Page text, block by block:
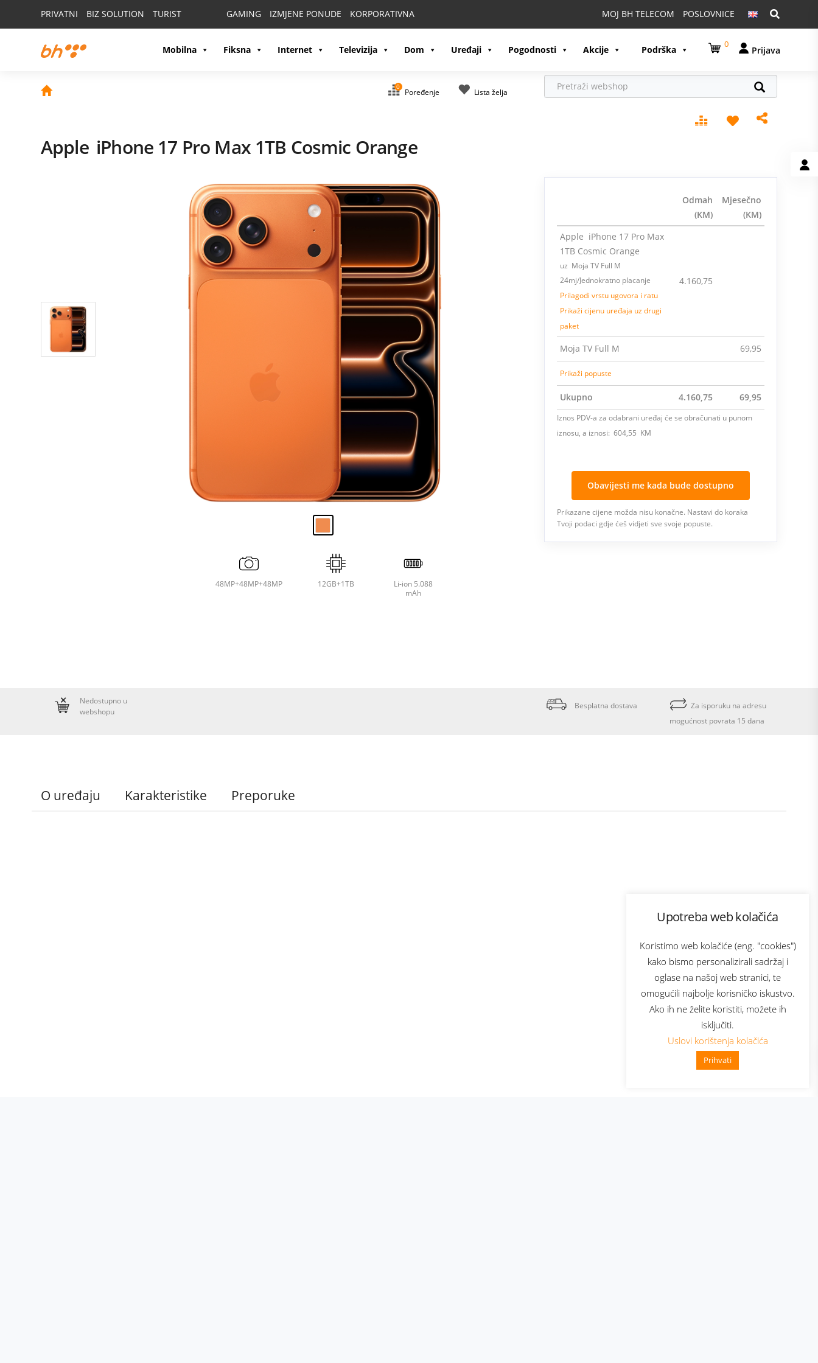
Upotreba web kolačića
Koristimo web kolačiće (eng. "cookies")
kako bismo personalizirali sadržaj i
oglase na našoj web stranici, te
omogućili najbolje korisničko iskustvo.
Ako ih ne želite koristiti, možete ih
isključiti.
Uslovi korištenja kolačića
Prihvati
PRIVATNI BIZ SOLUTION TURIST GAMING IZMJENE PONUDE KORPORATIVNA Pretraga:
MOJ BH TELECOM POSLOVNICE
Mobilna Fiksna Internet Televizija Dom Uređaji Pogodnosti Akcije Podrška 0
Prijava
0
Poređenje Lista želja
👋 Zdravo, kako mogu pomoći?
Apple iPhone 17 Pro Max 1TB Cosmic Orange
48MP+48MP+48MP 12GB+1TB
Li-ion 5.088
mAh
Odmah
(KM)
Mjesečno
(KM)
Apple iPhone 17 Pro Max
1TB Cosmic Orange
uz Moja TV Full M
24mj/Jednokratno placanje
Prilagodi vrstu ugovora i ratu
Prikaži cijenu uređaja uz drugi
paket
4.160,75
Moja TV Full M 69,95
Prikaži popuste
Ukupno 4.160,75 69,95
Iznos PDV-a za odabrani uređaj će se obračunati u punom
iznosu, a iznosi: 604,55 KM
Obavijesti me kada bude dostupno
Prikazane cijene možda nisu konačne. Nastavi do koraka
Tvoji podaci gdje ćeš vidjeti sve svoje popuste.
Nedostupno u
webshopu
Besplatna dostava
Za isporuku na adresu
mogućnost povrata 15 dana
O uređaju Karakteristike Preporuke
Bonus plus
Prijava za newsletter